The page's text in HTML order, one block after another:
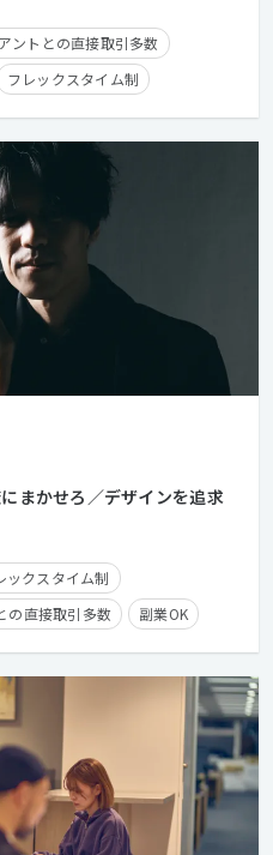
ントとの直接取引多数
フレックスタイム制
まかせろ／デザインを追求
ックスタイム制
の直接取引多数 副業OK